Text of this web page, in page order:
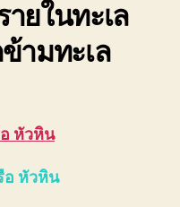
ยในทะเล
ามทะเล
หัวหิน
อ หัวหิน